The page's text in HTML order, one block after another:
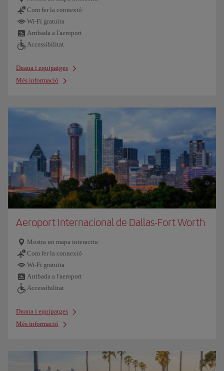
Com fer la connexió
Wi-Fi gratuïta
Arribada a l'aeroport
Accessibilitat
Duana i equipatges
Més informació
Aeroport Internacional de Dallas-Fort Worth
Mostra un mapa interactiu
Com fer la connexió
Wi-Fi gratuïta
Arribada a l'aeroport
Accessibilitat
Duana i equipatges
Més informació